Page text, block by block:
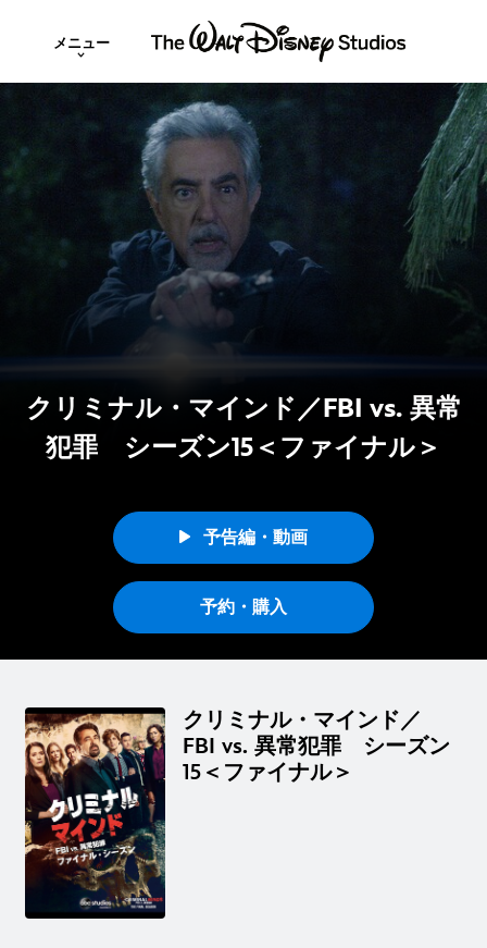
メニュー
クリミナル・マインド／FBI vs. 異常
犯罪 シーズン15＜ファイナル＞
予告編・動画
予約・購入
クリミナル・マインド／
FBI vs. 異常犯罪 シーズン
15＜ファイナル＞